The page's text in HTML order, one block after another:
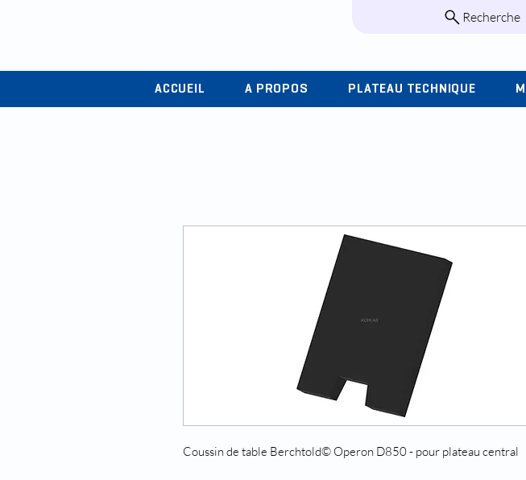
Recherche
ACCUEIL A PROPOS PLATEAU TECHNIQUE
Coussin de table Berchtold© Operon D850 - pour plateau central